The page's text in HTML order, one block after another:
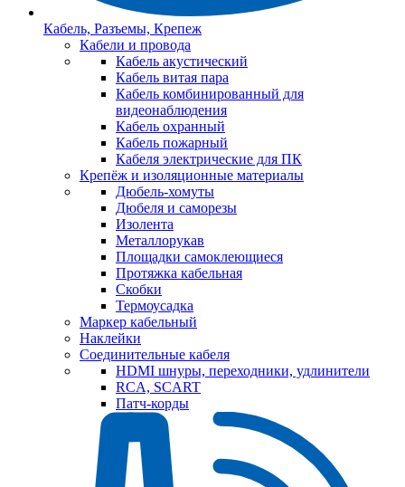
Кабель, Разъемы, Крепеж
Кабели и провода
Кабель акустический
Кабель витая пара
Кабель комбинированный для
видеонаблюдения
Кабель охранный
Кабель пожарный
Кабеля электрические для ПК
Крепёж и изоляционные материалы
Дюбель-хомуты
Дюбеля и саморезы
Изолента
Металлорукав
Площадки самоклеющиеся
Протяжка кабельная
Скобки
Термоусадка
Маркер кабельный
Наклейки
Соединительные кабеля
HDMI шнуры, переходники, удлинители
RCA, SCART
Патч-корды